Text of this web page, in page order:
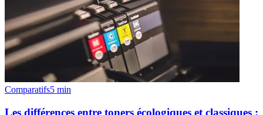
Comparatifs5 min
Les différences entre toners écologiques et classiques :